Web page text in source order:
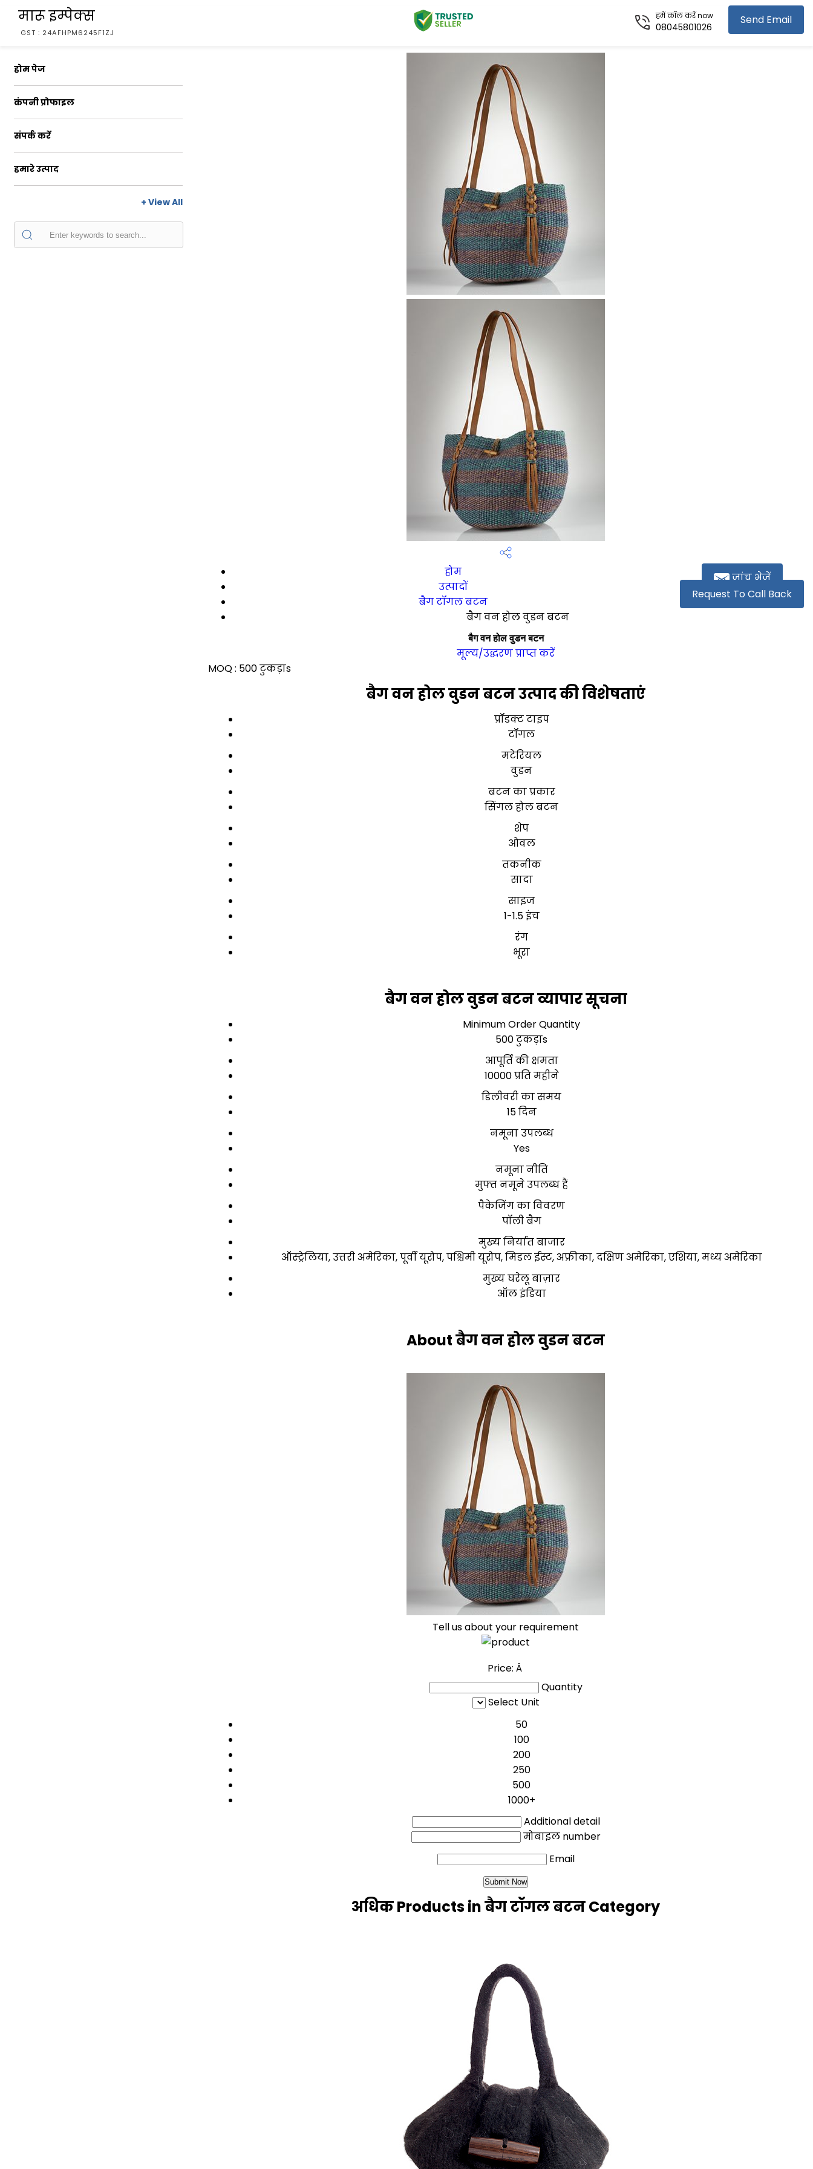
मारू इम्पेक्स
GST : 24AFHPM6245F1ZJ
Send Email
हमें कॉल करें now
08045801026
होम पेज
कंपनी प्रोफाइल
संपर्क करें
हमारे उत्पाद
+ View All
जांच भेजें
Request To Call Back
होम
उत्पादों
बैग टॉगल बटन
बैग वन होल वुडन बटन
बैग वन होल वुडन बटन
मूल्य/उद्धरण प्राप्त करें
MOQ : 500 टुकड़ाs
बैग वन होल वुडन बटन उत्पाद की विशेषताएं
प्रॉडक्ट टाइप
टॉगल
मटेरियल
वुडन
बटन का प्रकार
सिंगल होल बटन
शेप
ओवल
तकनीक
सादा
साइज
1-1.5 इंच
रंग
भूरा
बैग वन होल वुडन बटन व्यापार सूचना
Minimum Order Quantity
500 टुकड़ाs
आपूर्ति की क्षमता
10000 प्रति महीने
डिलीवरी का समय
15 दिन
नमूना उपलब्ध
Yes
नमूना नीति
मुफ्त नमूने उपलब्ध हैं
पैकेजिंग का विवरण
पॉली बैग
मुख्य निर्यात बाजार
ऑस्ट्रेलिया, उत्तरी अमेरिका, पूर्वी यूरोप, पश्चिमी यूरोप, मिडल ईस्ट, अफ्रीका, दक्षिण अमेरिका, एशिया, मध्य अमेरिका
मुख्य घरेलू बाज़ार
ऑल इंडिया
About बैग वन होल वुडन बटन
Tell us about your requirement
Price: Â
Quantity
Select Unit
50
100
200
250
500
1000+
Additional detail
मोबाइल number
Email
अधिक Products in बैग टॉगल बटन Category